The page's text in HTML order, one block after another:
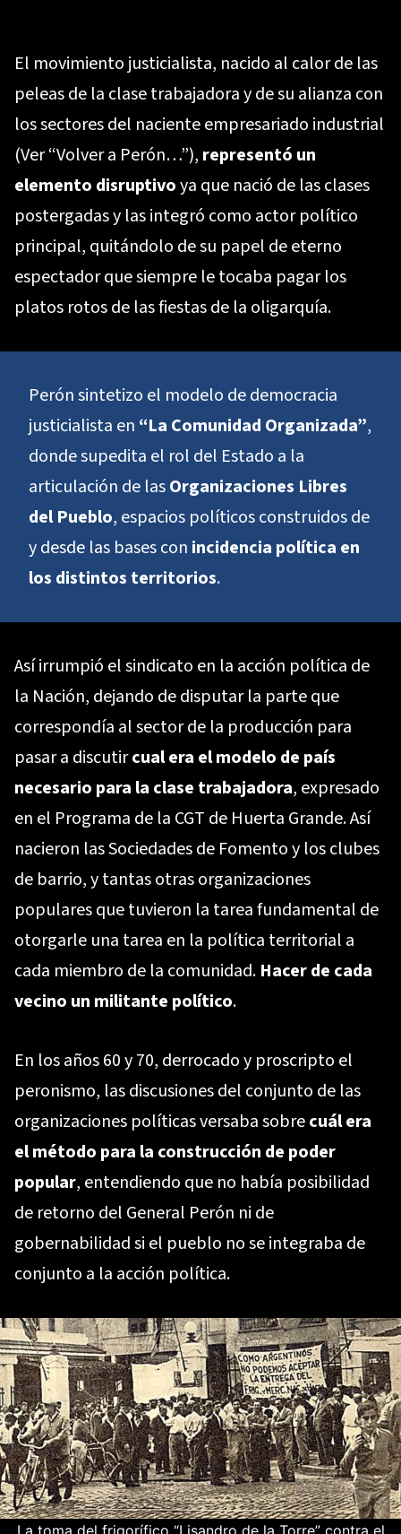
El movimiento justicialista, nacido al calor de las
peleas de la clase trabajadora y de su alianza con
los sectores del naciente empresariado industrial
(Ver“Volver a Perón…”), representó un
elemento disruptivoya que nació de las clases
postergadas y las integró como actor político
principal, quitándolo de su papel de eterno
espectador que siempre le tocaba pagar los
platos rotos de las fiestas de la oligarquía.
Perón sintetizo el modelo de democracia
justicialista en “La Comunidad Organizada”,
donde supedita el rol del Estado a la
articulación de lasOrganizaciones Libres
del Pueblo, espacios políticos construidos de
y desde las bases con incidencia política en
los distintos territorios.
Así irrumpió el sindicato en la acción política de
la Nación, dejando de disputar la parte que
correspondía al sector de la producción para
pasar a discutircual era el modelo de país
necesario para la clase trabajadora, expresado
en el Programa de la CGT de Huerta Grande. Así
nacieron las Sociedades de Fomento y los clubes
de barrio, y tantas otras organizaciones
populares que tuvieron la tarea fundamental de
otorgarle una tarea en la política territorial a
cada miembro de la comunidad. Hacer de cada
vecino un militante político.
En los años 60 y 70, derrocado y proscripto el
peronismo, las discusiones del conjunto de las
organizaciones políticas versaba sobrecuál era
el método para la construcción de poder
popular, entendiendo que no había posibilidad
de retorno del General Perón ni de
gobernabilidad si el pueblo no se integraba de
conjunto a la acción política.
La toma del frigorífico “Lisandro de la Torre” contra el